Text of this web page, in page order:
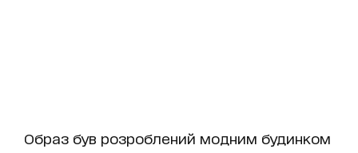
Образ був розроблений модним будинком